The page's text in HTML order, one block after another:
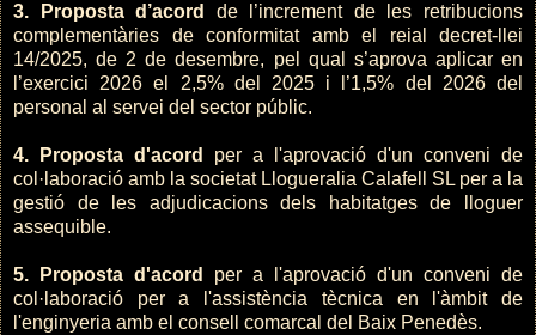
3. Proposta d’acord
de l’increment de les retribucions
complementàries de conformitat amb el reial decret-llei
14/2025, de 2 de desembre, pel qual s’aprova aplicar en
l’exercici 2026 el 2,5% del 2025 i l’1,5% del 2026 del
personal al servei del sector públic.
4. Proposta d'acord
per a l'aprovació d'un conveni de
col·laboració amb la societat Llogueralia Calafell SL per a la
gestió de les adjudicacions dels habitatges de lloguer
assequible.
5. Proposta d'acord per a l'aprovació d'un conveni de
col·laboració per a l'assistència tècnica en l'àmbit de
l'enginyeria amb el consell comarcal del Baix Penedès.